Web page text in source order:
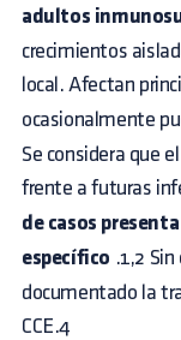
adultos
crecimientos
local. Afectan
ocasionalmente
Se considera que
frente a futuras
de casos
específico .1,2
documentado la
CCE.4